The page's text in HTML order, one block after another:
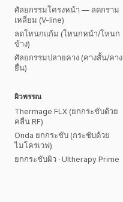
ศัลยกรรมโครงหน้า — ลดกราม
เหลี่ยม (V-line)
ลดโหนกแก้ม (โหนกหน้า/โหนก
ข้าง)
ศัลยกรรมปลายคาง (คางสั้น/คาง
ยื่น)
ผิวพรรณ
Thermage FLX (ยกกระชับด้วย
คลื่น RF)
Onda ยกกระชับ (กระชับด้วย
ไมโครเวฟ)
ยกกระชับผิว · Ultherapy Prime